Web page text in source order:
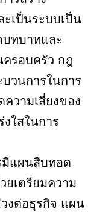
เป็นระบบเป็น
ทบาทและ
รอบครัว กฎ
วนการในการ
วามเสี่ยงของ
ใสในการ
มีแผนสืบทอด
ยเตรียมความ
งต่อธุรกิจ แผน